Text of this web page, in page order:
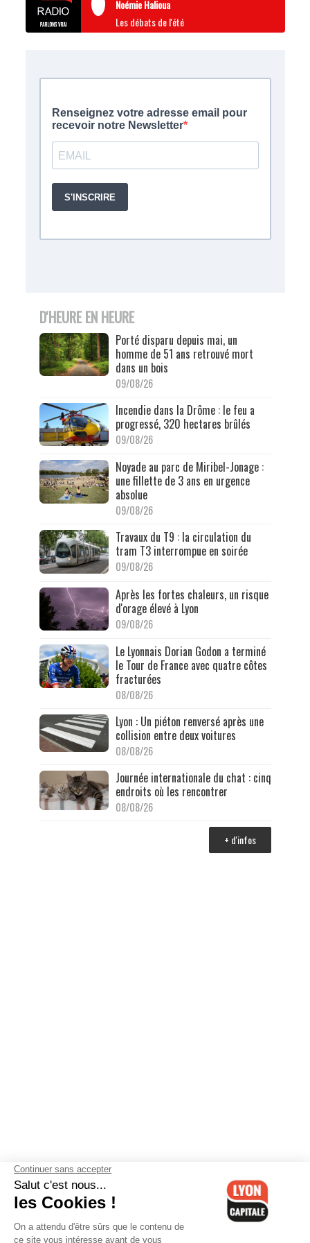
Noémie Halioua
Les débats de l'été
D'HEURE EN HEURE
Porté disparu depuis mai, un
homme de 51 ans retrouvé mort
dans un bois
09/08/26
Incendie dans la Drôme : le feu a
progressé, 320 hectares brûlés
09/08/26
Noyade au parc de Miribel-Jonage :
une fillette de 3 ans en urgence
absolue
09/08/26
Travaux du T9 : la circulation du
tram T3 interrompue en soirée
09/08/26
Après les fortes chaleurs, un risque
d'orage élevé à Lyon
09/08/26
Le Lyonnais Dorian Godon a terminé
le Tour de France avec quatre côtes
fracturées
08/08/26
Lyon : Un piéton renversé après une
collision entre deux voitures
08/08/26
Journée internationale du chat : cinq
endroits où les rencontrer
08/08/26
+ d'infos